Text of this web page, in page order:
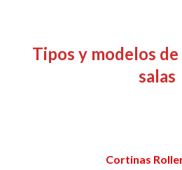
Tipos y modelos
salas
Cortinas